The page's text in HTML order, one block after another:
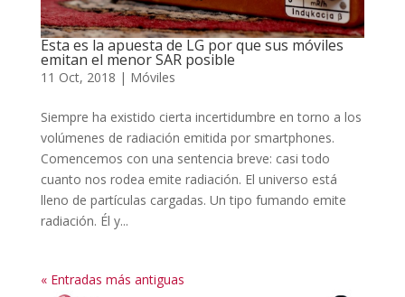
Esta es la apuesta de LG por que sus móviles
emitan el menor SAR posible
11 Oct, 2018 | Móviles
Siempre ha existido cierta incertidumbre en torno a los
volúmenes de radiación emitida por smartphones.
Comencemos con una sentencia breve: casi todo
cuanto nos rodea emite radiación. El universo está
lleno de partículas cargadas. Un tipo fumando emite
radiación. Él y...
« Entradas más antiguas